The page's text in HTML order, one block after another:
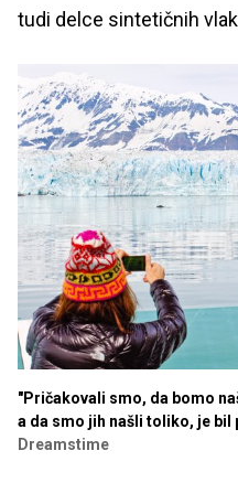
tudi delce sintetičnih
"Pričakovali smo, da bomo
a da smo jih našli toliko, je bil
Dreamstime